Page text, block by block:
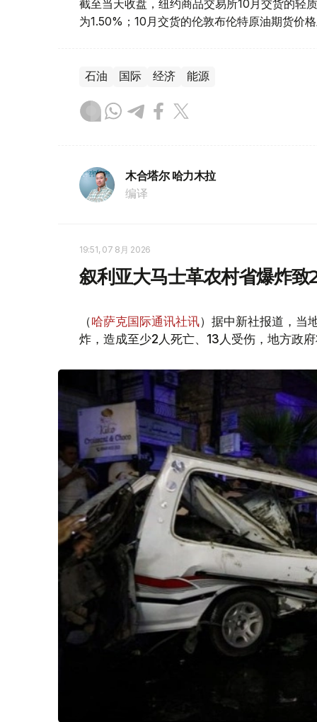
截至当天收盘，纽约商品交易所10月交货的轻
为1.50%；10月交货的伦敦布伦特原油期货价
石油 国际 经济 能源
木合塔尔 哈力木拉
编译
19:51, 07 8月 2026
叙利亚大马士革农村省爆炸致
（哈萨克国际通讯社讯）据中新社报道，当
炸，造成至少2人死亡、13人受伤，地方政府